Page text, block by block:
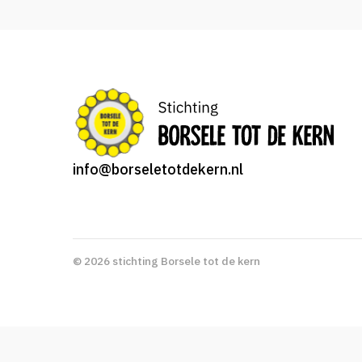
info@borseletotdekern.nl
© 2026 stichting Borsele tot de kern